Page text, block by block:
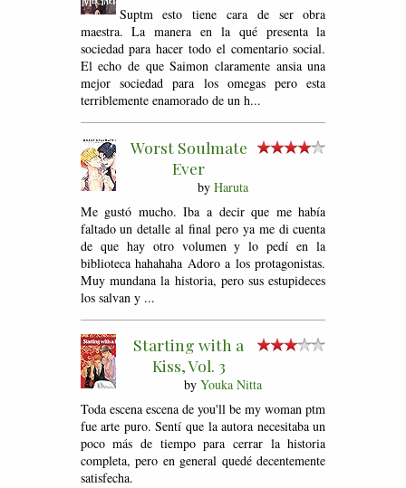
Suptm esto tiene cara de ser obra
maestra. La manera en la qué presenta la
sociedad para hacer todo el comentario social.
El echo de que Saimon claramente ansia una
mejor sociedad para los omegas pero esta
terriblemente enamorado de un h...
Worst Soulmate
Ever
by Haruta
Me gustó mucho. Iba a decir que me había
faltado un detalle al final pero ya me di cuenta
de que hay otro volumen y lo pedí en la
biblioteca hahahaha Adoro a los protagonistas.
Muy mundana la historia, pero sus estupideces
los salvan y ...
Starting with a
Kiss, Vol. 3
by Youka Nitta
Toda escena escena de you'll be my woman ptm
fue arte puro. Sentí que la autora necesitaba un
poco más de tiempo para cerrar la historia
completa, pero en general quedé decentemente
satisfecha.